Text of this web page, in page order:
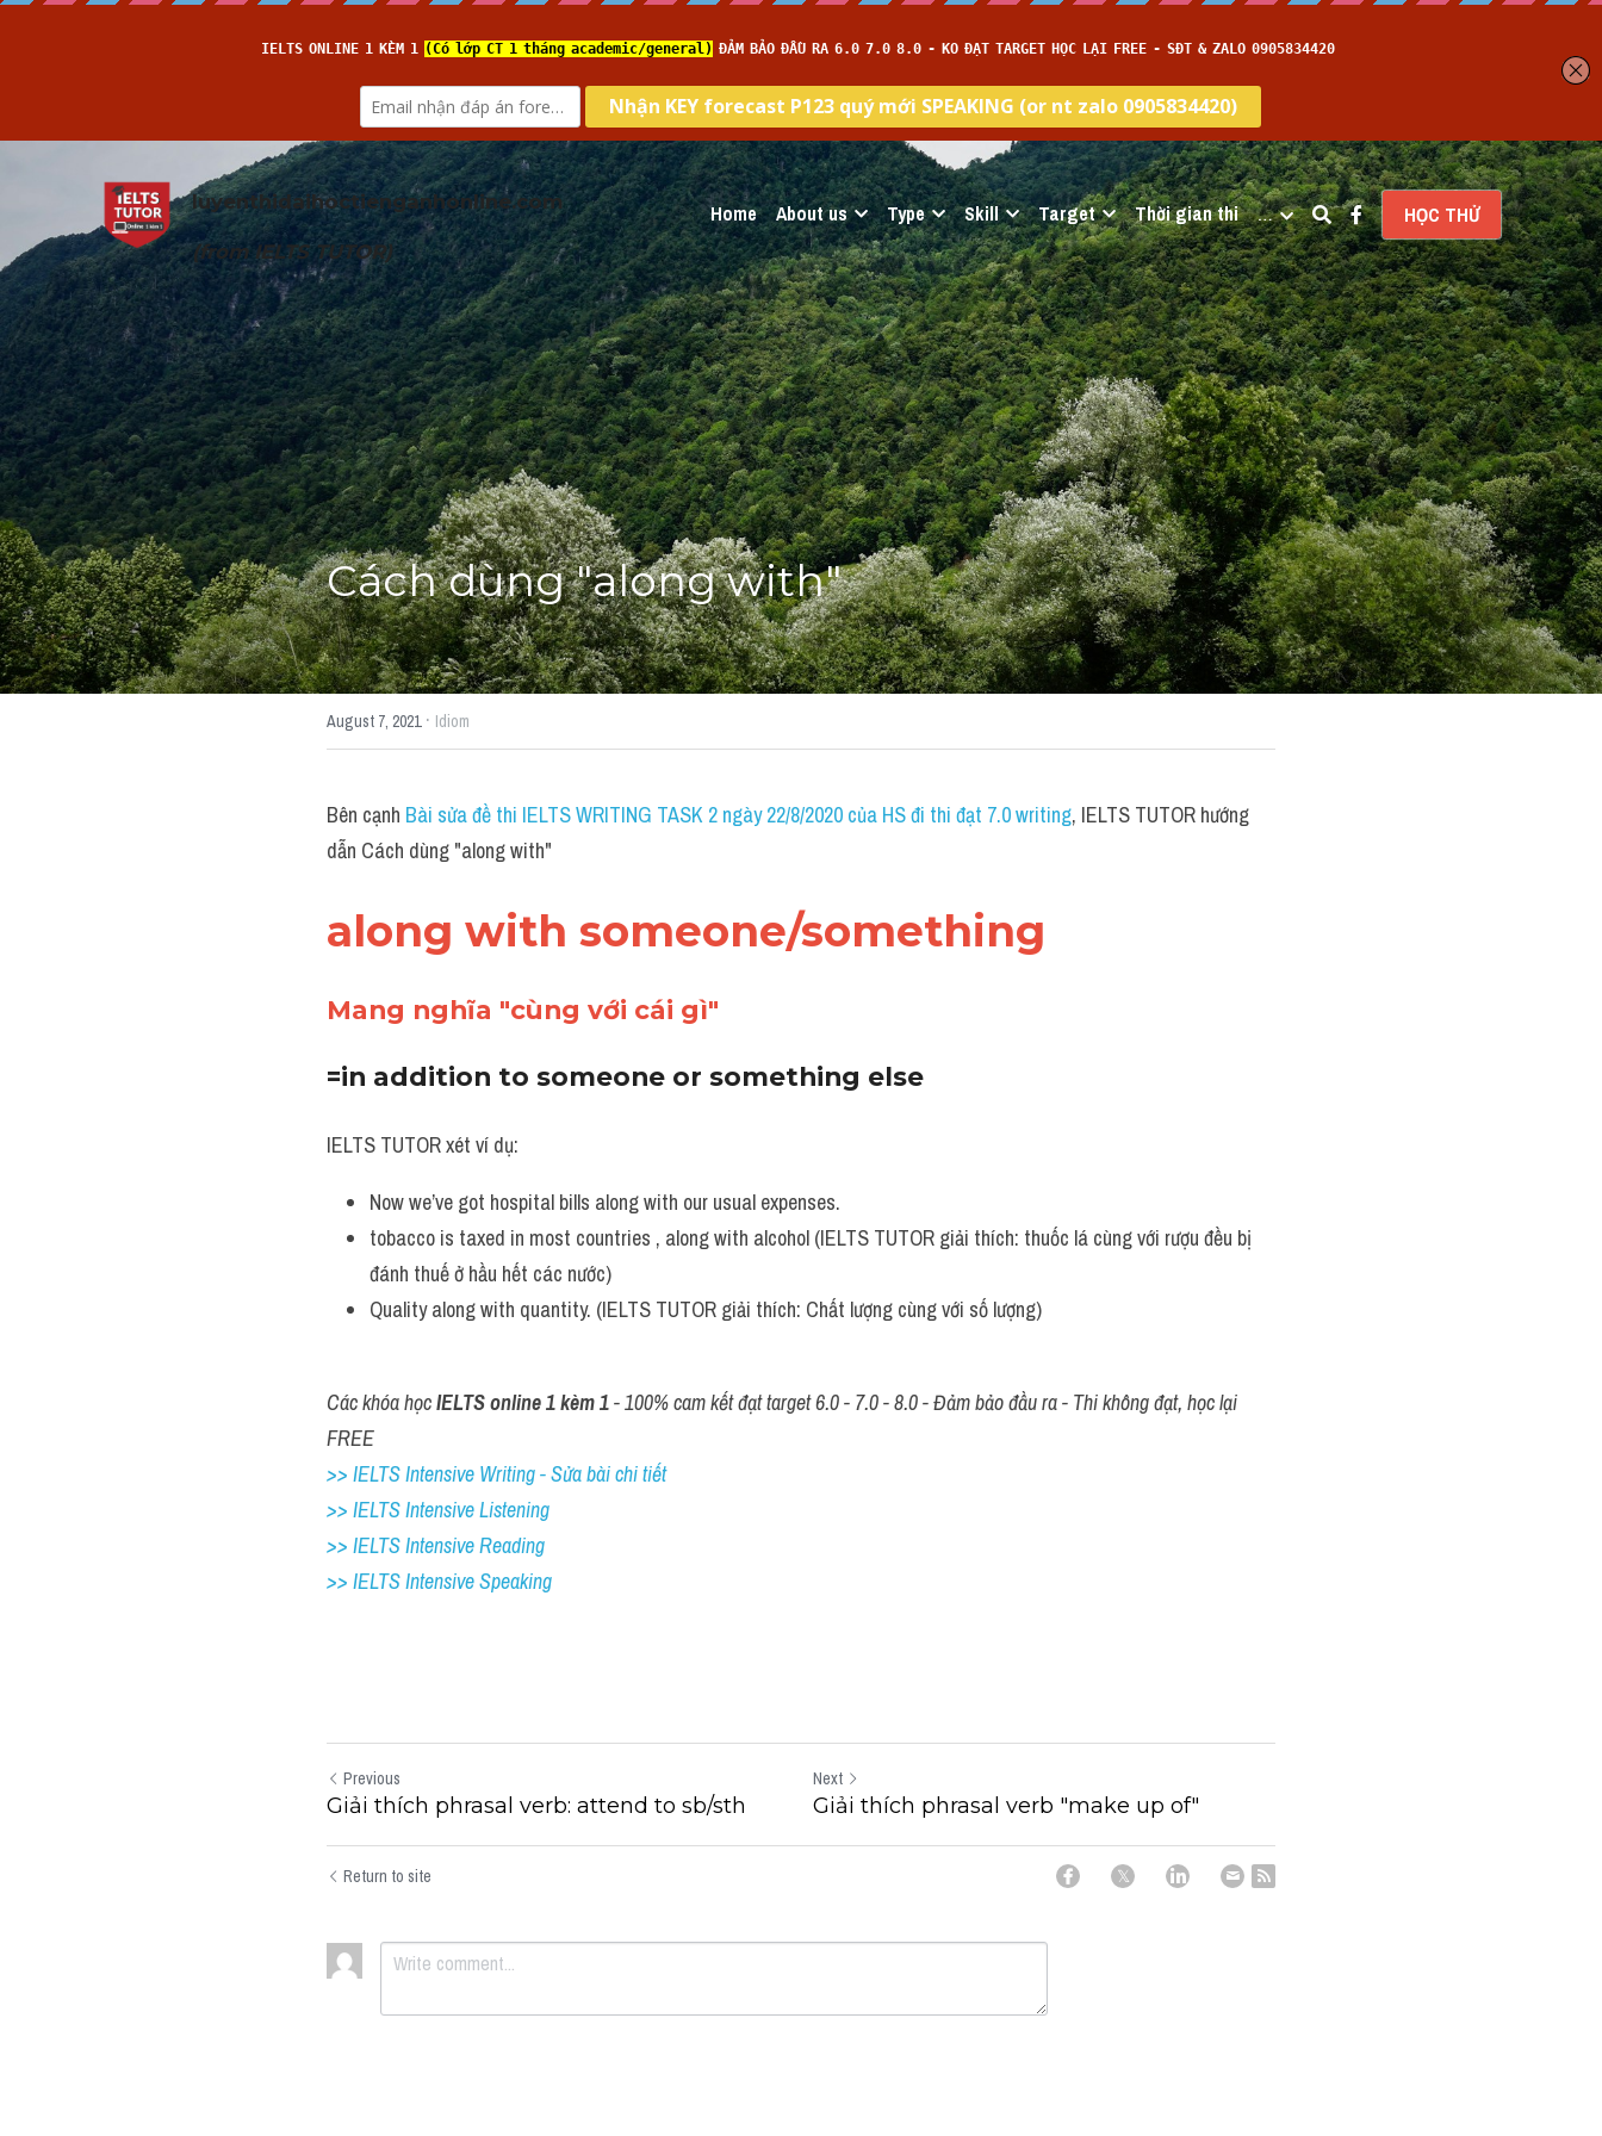
luyenthidaihoctienganhonline.com
(from IELTS TUTOR)
Home About us Type Skill Target Thời gian thi … HỌC THỬ
Cách dùng "along with"
August 7, 2021· Idiom
Bên cạnh Bài sửa đề thi IELTS WRITING TASK 2 ngày 22/8/2020 của HS đi thi đạt 7.0 writing, IELTS TUTOR hướng
dẫn Cách dùng "along with"
along with someone/something
Mang nghĩa "cùng với cái gì"
=in addition to someone or something else
IELTS TUTOR xét ví dụ:
Now we’ve got hospital bills along with our usual expenses.
tobacco is taxed in most countries , along with alcohol (IELTS TUTOR giải thích: thuốc lá cùng với rượu đều bị
đánh thuế ở hầu hết các nước)
Quality along with quantity. (IELTS TUTOR giải thích: Chất lượng cùng với số lượng)
Các khóa học IELTS online 1 kèm 1 - 100% cam kết đạt target 6.0 - 7.0 - 8.0 - Đảm bảo đầu ra - Thi không đạt, học lại
FREE
>> IELTS Intensive Writing - Sửa bài chi tiết
>> IELTS Intensive Listening
>> IELTS Intensive Reading
>> IELTS Intensive Speaking
Previous
Giải thích phrasal verb: attend to sb/sth
Next
Giải thích phrasal verb "make up of"
Return to site